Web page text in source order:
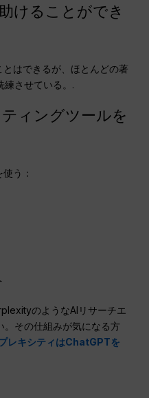
けることができ
はできるが、ほとんどの著
練させている。.
ィングツールを
う：
のようなAIリサーチエ
。その仕組みが気になる方
レキシティはChatGPTを